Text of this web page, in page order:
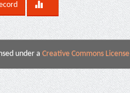
under a Creative Commons License